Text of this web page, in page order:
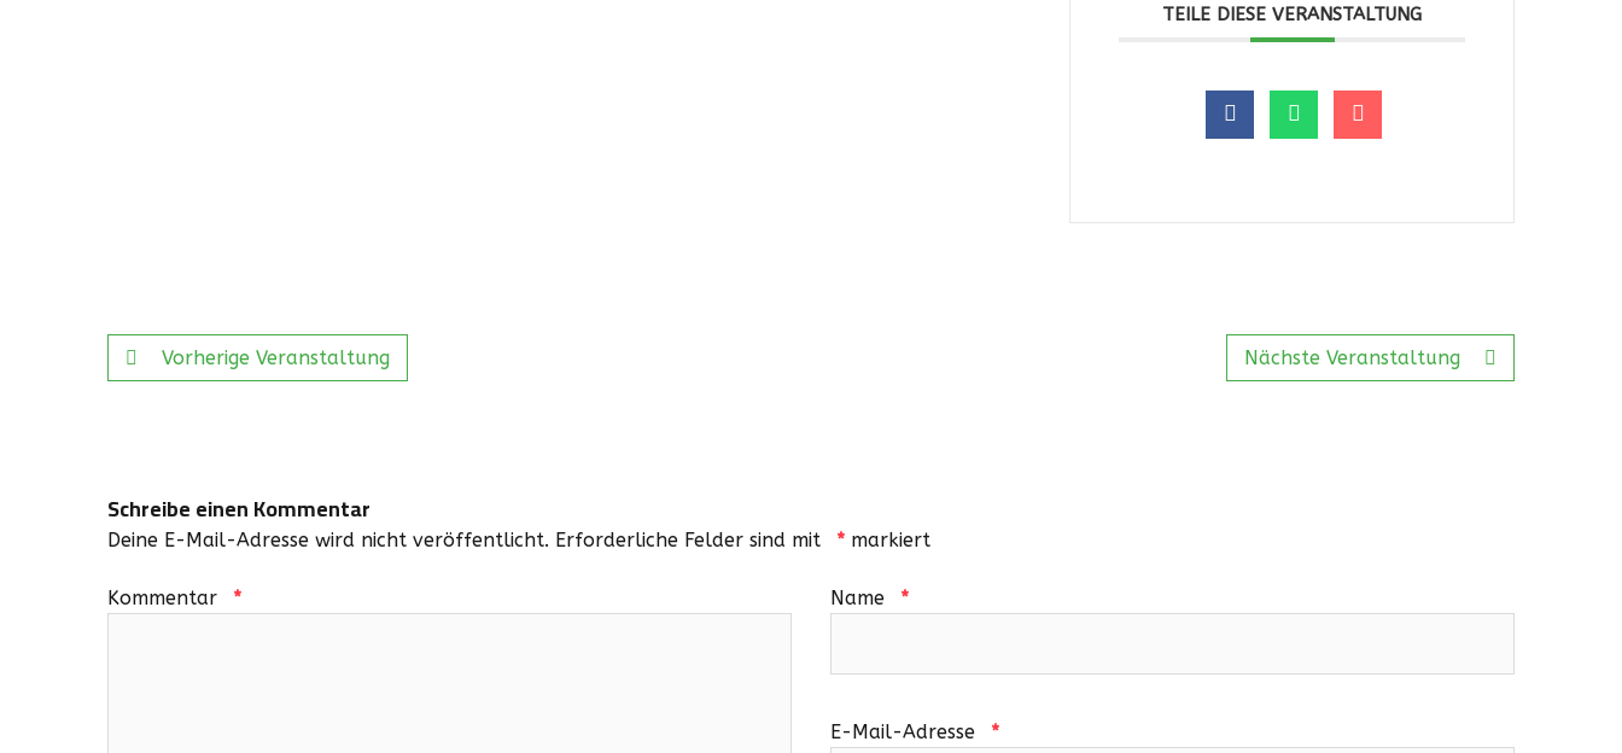
TEILE DIESE VERANSTALTUNG
Vorherige Veranstaltung Nächste Veranstaltung
Schreibe einen Kommentar
Deine E-Mail-Adresse wird nicht veröffentlicht. Erforderliche Felder sind mit * markiert
Kommentar * Name *
E-Mail-Adresse *